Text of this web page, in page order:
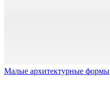
Малые архитектурные формы